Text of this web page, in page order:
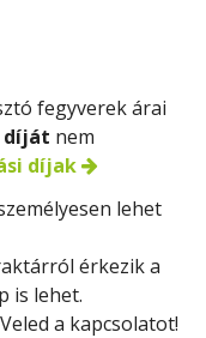
fegyverek árai
díját nem
díjak
lehet
érkezik a
is lehet.
a kapcsolatot!